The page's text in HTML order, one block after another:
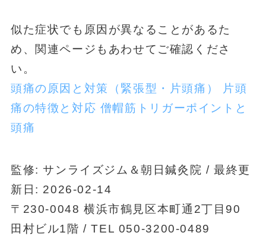
似た症状でも原因が異なることがあるた
め、関連ページもあわせてご確認くださ
い。
頭痛の原因と対策（緊張型・片頭痛）
片頭
痛の特徴と対応 僧帽筋トリガーポイントと
頭痛
監修: サンライズジム＆朝日鍼灸院 / 最終更
新日: 2026-02-14
〒230-0048 横浜市鶴見区本町通2丁目90
田村ビル1階 / TEL 050-3200-0489